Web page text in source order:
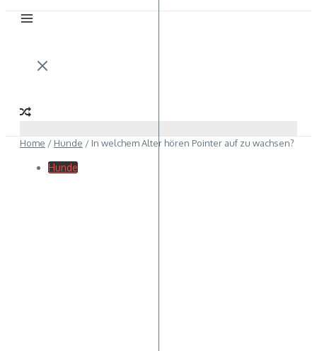
Home / Hunde / In welchem Alter hören Pointer auf zu wachsen?
Hunde